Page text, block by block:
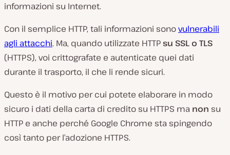
informazioni su Internet.
Con il semplice HTTP, tali informazioni sonovulnerabili
agli attacchi. Ma, quando utilizzate HTTPsu SSL o TLS
(HTTPS), voi crittografate e autenticate quei dati
durante il trasporto, il che li rende sicuri.
Questo è il motivo per cui potete elaborare in modo
sicuro i dati della carta di credito su HTTPS ma non su
HTTP e anche perché Google Chrome sta spingendo
così tanto per l’adozione HTTPS.